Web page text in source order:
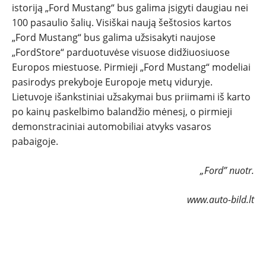
istoriją „Ford Mustang“ bus galima įsigyti daugiau nei
100 pasaulio šalių. Visiškai naują šeštosios kartos
„Ford Mustang“ bus galima užsisakyti naujose
„FordStore“ parduotuvėse visuose didžiuosiuose
Europos miestuose. Pirmieji „Ford Mustang“ modeliai
pasirodys prekyboje Europoje metų viduryje.
Lietuvoje išankstiniai užsakymai bus priimami iš karto
po kainų paskelbimo balandžio mėnesį, o pirmieji
demonstraciniai automobiliai atvyks vasaros
pabaigoje.
„Ford” nuotr.
www.auto-bild.lt